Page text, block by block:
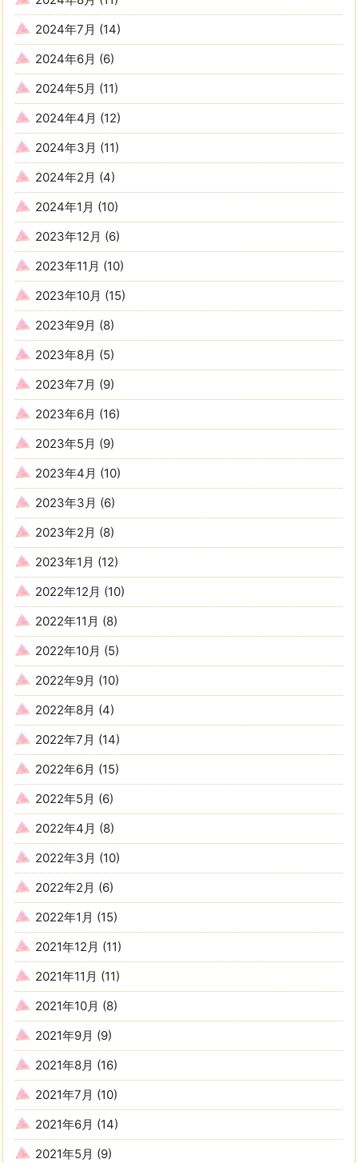
2024年7月 (14)
2024年6月 (6)
2024年5月 (11)
2024年4月 (12)
2024年3月 (11)
2024年2月 (4)
2024年1月 (10)
2023年12月 (6)
2023年11月 (10)
2023年10月 (15)
2023年9月 (8)
2023年8月 (5)
2023年7月 (9)
2023年6月 (16)
2023年5月 (9)
2023年4月 (10)
2023年3月 (6)
2023年2月 (8)
2023年1月 (12)
2022年12月 (10)
2022年11月 (8)
2022年10月 (5)
2022年9月 (10)
2022年8月 (4)
2022年7月 (14)
2022年6月 (15)
2022年5月 (6)
2022年4月 (8)
2022年3月 (10)
2022年2月 (6)
2022年1月 (15)
2021年12月 (11)
2021年11月 (11)
2021年10月 (8)
2021年9月 (9)
2021年8月 (16)
2021年7月 (10)
2021年6月 (14)
2021年5月 (9)